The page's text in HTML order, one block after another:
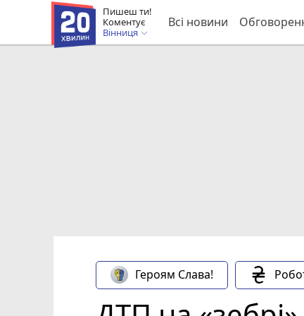
Пишеш ти!
Коментує
Вінниця
Всі новини
Героям Слава!